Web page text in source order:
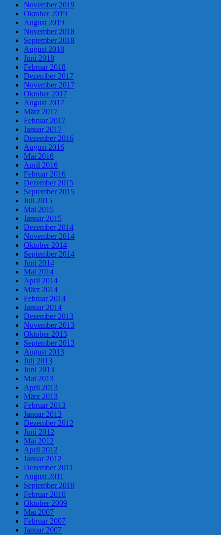
November 2019
Oktober 2019
August 2019
November 2018
September 2018
August 2018
Juni 2018
Februar 2018
Dezember 2017
November 2017
Oktober 2017
August 2017
März 2017
Februar 2017
Januar 2017
Dezember 2016
August 2016
Mai 2016
April 2016
Februar 2016
Dezember 2015
September 2015
Juli 2015
Mai 2015
Januar 2015
Dezember 2014
November 2014
Oktober 2014
September 2014
Juni 2014
Mai 2014
April 2014
März 2014
Februar 2014
Januar 2014
Dezember 2013
November 2013
Oktober 2013
September 2013
August 2013
Juli 2013
Juni 2013
Mai 2013
April 2013
März 2013
Februar 2013
Januar 2013
Dezember 2012
Juni 2012
Mai 2012
April 2012
Januar 2012
Dezember 2011
August 2011
September 2010
Februar 2010
Oktober 2009
Mai 2007
Februar 2007
Januar 2007